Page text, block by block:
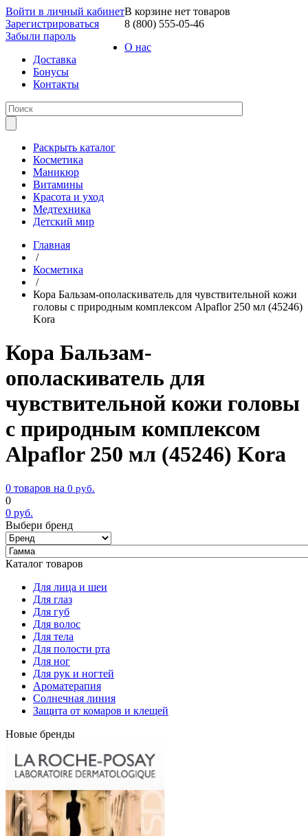
Войти в личный кабинет
Зарегистрироваться
Забыли пароль
В корзине нет товаров
8 (800) 555-05-46
О нас
Доставка
Бонусы
Контакты
Раскрыть каталог
Косметика
Маникюр
Витамины
Красота и уход
Медтехника
Детский мир
Главная
/
Косметика
/
Кора Бальзам-ополаскиватель для чувствительной кожи
головы с природным комплексом Alpaflor 250 мл (45246)
Kora
Кора Бальзам-
ополаскиватель для
чувствительной кожи головы
с природным комплексом
Alpaflor 250 мл (45246) Kora
0 товаров на 0 руб.
0
0 руб.
Выбери бренд
Каталог товаров
Для лица и шеи
Для глаз
Для губ
Для волос
Для тела
Для полости рта
Для ног
Для рук и ногтей
Ароматерапия
Солнечная линия
Защита от комаров и клещей
Новые бренды